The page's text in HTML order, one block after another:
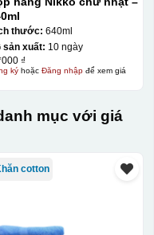
được phủ hóa chất cảm
thước: 640ml
sản xuất: 10 ngày
₫
kýhoặc Đăng nhậpđể xem giá
mục với giá
cotton